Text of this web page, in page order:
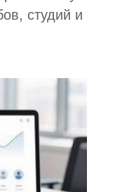
студий и